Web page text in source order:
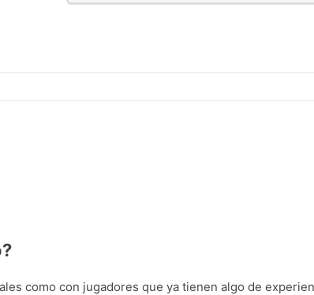
como con jugadores que ya tienen algo de